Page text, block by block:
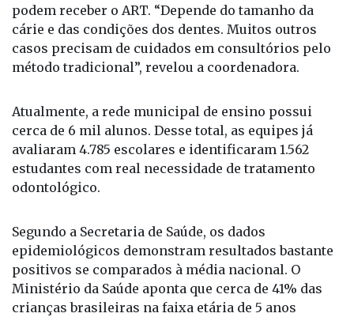
município, Karina Câmara Fernandes, a técnica
proporciona mais conforto e amplia o acesso do
público infantil ao cuidado odontológico. A dentista
explicou, no entanto, que nem todos os pacientes
cárie e das condições dos dentes. Muitos outros
casos precisam de cuidados em consultórios pelo
método tradicional”, revelou a coordenadora.
Atualmente, a rede municipal de ensino possui
avaliaram 4.785 escolares e identificaram 1.562
estudantes com real necessidade de tratamento
odontológico.
Segundo a Secretaria de Saúde, os dados